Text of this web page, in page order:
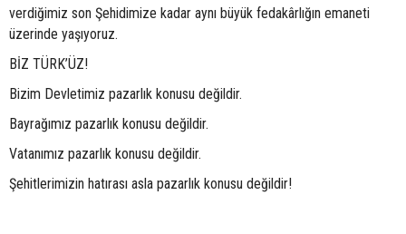
verdiğimiz son Şehidimize kadar aynı büyük fedakârlığın emaneti
üzerinde yaşıyoruz.
BİZ TÜRK’ÜZ!
Bizim Devletimiz pazarlık konusu değildir.
Bayrağımız pazarlık konusu değildir.
Vatanımız pazarlık konusu değildir.
Şehitlerimizin hatırası asla pazarlık konusu değildir!